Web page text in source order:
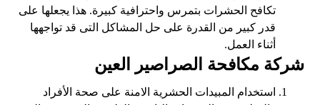
تكافح الحشرات بتمرس واحترافية كبيرة. هذا يجعلها على
قدر كبير من القدرة على حل المشاكل التى قد تواجهها
أثناء العمل.
شركة مكافحة الصراصير العين
استخدام المبيدات الحشرية الامنة على صحة الأفراد